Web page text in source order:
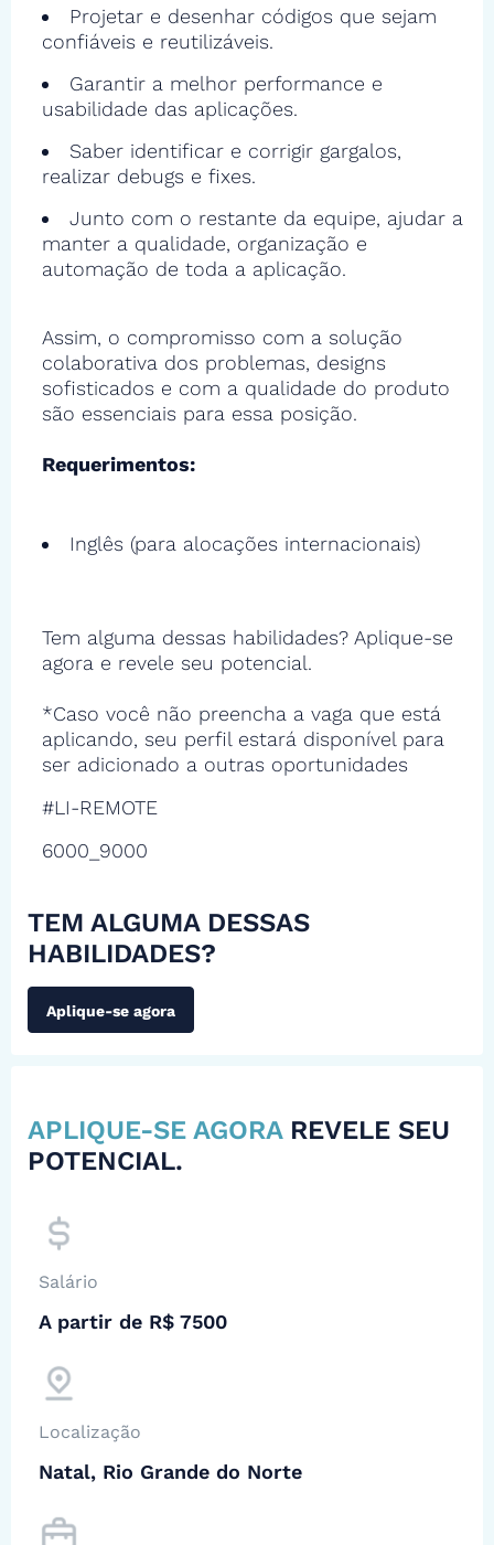
Projetar e desenhar códigos que sejam
confiáveis e reutilizáveis.
Garantir a melhor performance e
usabilidade das aplicações.
Saber identificar e corrigir gargalos,
realizar debugs e fixes.
Junto com o restante da equipe, ajudar a
manter a qualidade, organização e
automação de toda a aplicação.
Assim, o compromisso com a solução
colaborativa dos problemas, designs
sofisticados e com a qualidade do produto
são essenciais para essa posição.
Requerimentos:
Inglês (para alocações internacionais)
Tem alguma dessas habilidades? Aplique-se
agora e revele seu potencial.
*Caso você não preencha a vaga que está
aplicando, seu perfil estará disponível para
ser adicionado a outras oportunidades
#LI-REMOTE
6000_9000
TEM ALGUMA DESSAS
HABILIDADES?
Aplique-se agora
APLIQUE-SE AGORA REVELE SEU
POTENCIAL.
Salário
A partir de R$ 7500
Localização
Natal, Rio Grande do Norte